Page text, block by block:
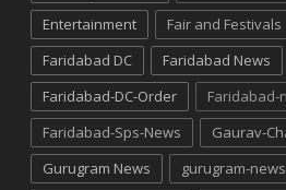
Entertainment
Fair and Festivals
Faridabad DC
Faridabad News
Faridabad-DC-Order
Faridabad-
Faridabad-Sps-News
Gaurav-
Gurugram News
gurugram-news